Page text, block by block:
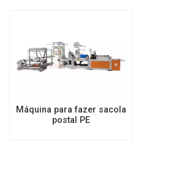
Máquina para fazer sacola
postal PE